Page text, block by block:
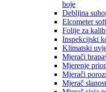
boje
Debljina
Elcometer
Folije za
Inspekcijski
Klimatski
Mjerači
Mjerenje
Mjerači
Mjerač